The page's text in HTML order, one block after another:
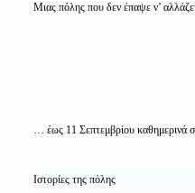
Μιας πόλης που δεν έπαψε ν’
… έως 11 Σεπτεμβρίου καθημερινά
Ιστορίες της πόλης